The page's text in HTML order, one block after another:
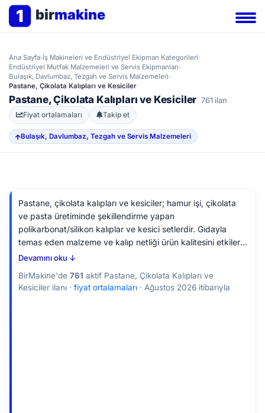
1 birmakine
Ana Sayfa›İş Makineleri ve Endüstriyel Ekipman Kategorileri›
Endüstriyel Mutfak Malzemeleri ve Servis Ekipmanları›
Bulaşık, Davlumbaz, Tezgah ve Servis Malzemeleri›
Pastane, Çikolata Kalıpları ve Kesiciler
Pastane, Çikolata Kalıpları ve Kesiciler 761 ilan
Fiyat ortalamaları Takip et
Bulaşık, Davlumbaz, Tezgah ve Servis Malzemeleri
Pastane, çikolata kalıpları ve kesiciler; hamur işi, çikolata
ve pasta üretiminde şekillendirme yapan
polikarbonat/silikon kalıplar ve kesici setlerdir. Gıdayla
temas eden malzeme ve kalıp netliği ürün kalitesini etkiler.
İkinci el alırken kalıp yüzeyinin aşınmasını, gıda-uygunluk
Devamını oku ↓
BirMakine'de 761 aktif Pastane, Çikolata Kalıpları ve
Kesiciler ilanı · fiyat ortalamaları · Ağustos 2026 itibarıyla